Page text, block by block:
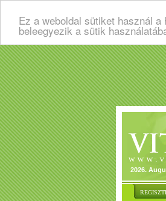
Ez a weboldal sütiket használ
beleegyezik a sütik
2026.